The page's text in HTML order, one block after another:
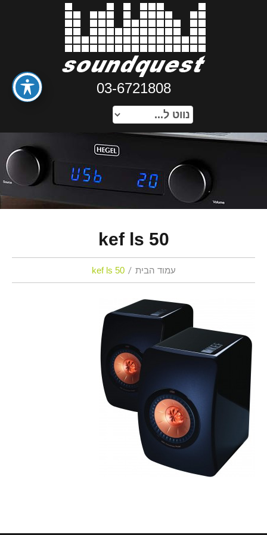
03-6721808
kef ls 50
עמוד הבית kef ls 50